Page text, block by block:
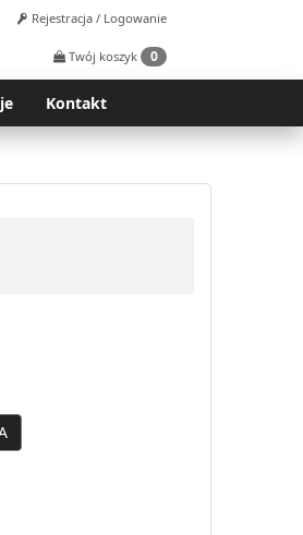
Rejestracja / Logowanie
Twój koszyk 0
Kontakt